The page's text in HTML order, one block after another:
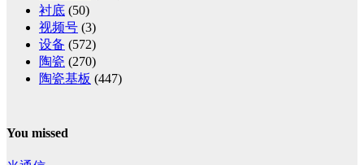
衬底 (50)
视频号 (3)
设备 (572)
陶瓷 (270)
陶瓷基板 (447)
You missed